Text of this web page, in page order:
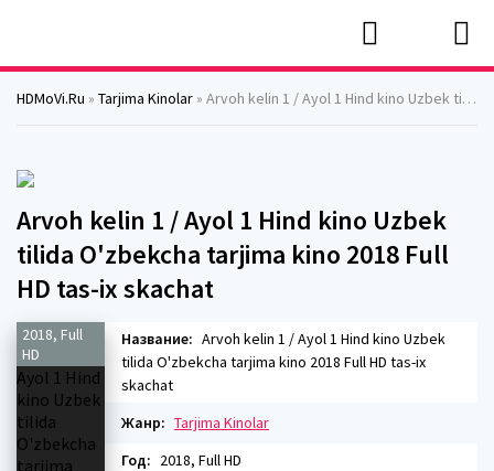
HDMoVi.Ru » Tarjima Kinolar » Arvoh kelin 1 / Ayol 1 Hind kino Uzbek tilida O'zbekcha tarjima kino 2018 Full HD tas-ix skachat
Arvoh kelin 1 / Ayol 1 Hind kino Uzbek
tilida O'zbekcha tarjima kino 2018 Full
HD tas-ix skachat
2018, Full
HD
Название: Arvoh kelin 1 / Ayol 1 Hind kino Uzbek
tilida O'zbekcha tarjima kino 2018 Full HD tas-ix
skachat
Жанр: Tarjima Kinolar
Год: 2018, Full HD